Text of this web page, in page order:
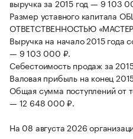
выручка за 2015 год — 9 103
Размер уставного
ОТВЕТСТВЕННОСТЬЮ
Выручка на начало 2015 года
— 9 103 000 ₽.
Себестоимость продаж за
Валовая прибыль на конец
Общая сумма поступлений от
— 12 648 000 ₽.
На 08 августа 2026